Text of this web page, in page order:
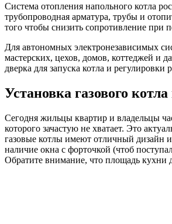
Система отопления напольного котла
трубопроводная арматура, трубы и
того чтобы снизить сопротивление
Для автономных электронезависимых
мастерских, цехов, домов, коттеджей и
дверка для запуска котла и
Установка газового
Сегодня жильцы квартир и владельцы
которого зачастую не хватает. Это
газовые котлы имеют отличный дизайн
наличие окна с форточкой (чтоб
Обратите внимание, что площадь кухни